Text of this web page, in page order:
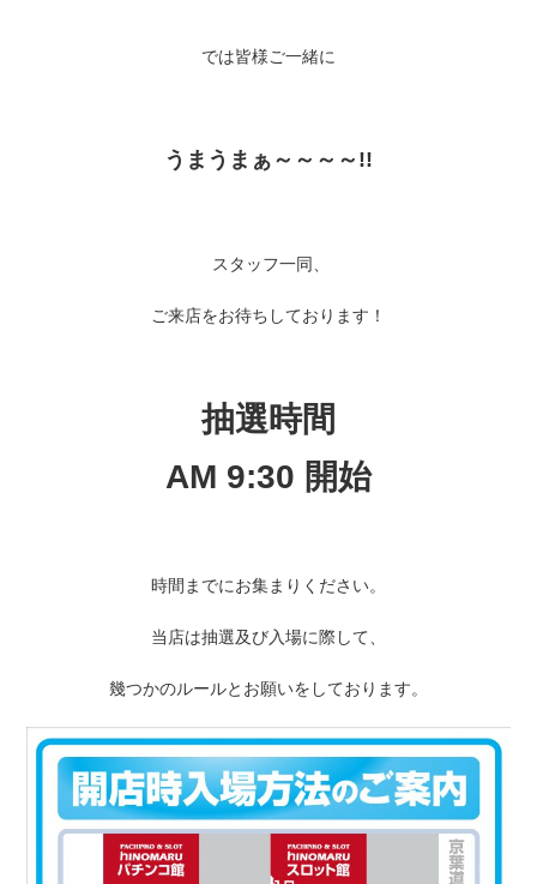
では皆様ご一緒に
うまうまぁ～～～～!!
スタッフ一同、
ご来店をお待ちしております！
抽選時間
AM 9:30 開始
時間までにお集まりください。
当店は抽選及び入場に際して、
幾つかのルールとお願いをしております。